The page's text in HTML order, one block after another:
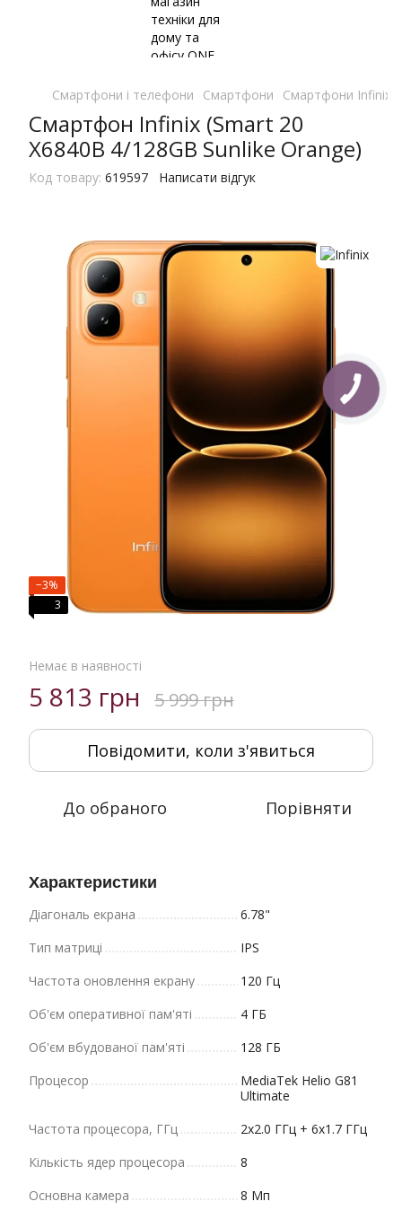
Смартфони і телефони Смартфони Смартфони Infinix
Смартфон Infinix (Smart 20
X6840B 4/128GB Sunlike Orange)
Код товару: 619597 Написати відгук
−3%
3
Немає в наявності
5 813 грн 5 999 грн
Повідомити, коли з'явиться
До обраного Порівняти
Характеристики
Діагональ екрана
6.78"
Тип матриці
IPS
Частота оновлення екрану
120 Гц
Об'єм оперативної пам'яті
4 ГБ
Об'єм вбудованої пам'яті
128 ГБ
Процесор
MediaTek Helio G81
Ultimate
Частота процесора, ГГц
2x2.0 ГГц + 6x1.7 ГГц
Кількість ядер процесора
8
Основна камера
8 Мп